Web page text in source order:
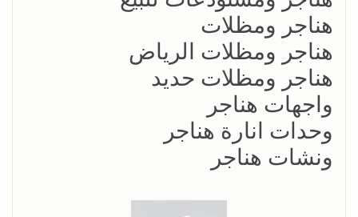
هناجر ومظلات
هناجر ومظلات الرياض
هناجر ومظلات حديد
واجهات هناجر
وحدات انارة هناجر
ونشات هناجر